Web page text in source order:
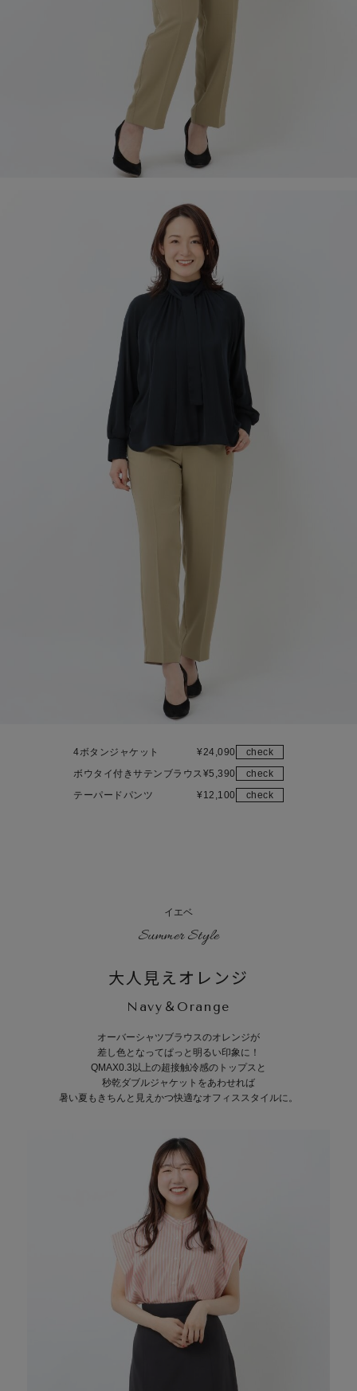
4ボタンジャケット ¥24,090
check
ボウタイ付きサテンブラウス¥5,390
check
テーパードパンツ
¥12,100 check
イエベ
Summer Style
大人見えオレンジ
Navy＆Orange
オーバーシャツブラウスのオレンジが
差し色となってぱっと明るい印象に！
QMAX0.3以上の超接触冷感のトップスと
秒乾ダブルジャケットをあわせれば
暑い夏もきちんと見えかつ快適なオフィススタイルに。